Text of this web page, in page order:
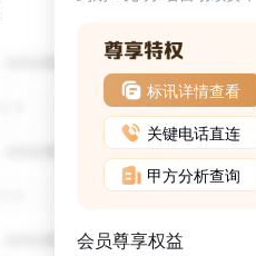
标讯详情查看
关键电话直连
甲方分析查询
会员尊享权益